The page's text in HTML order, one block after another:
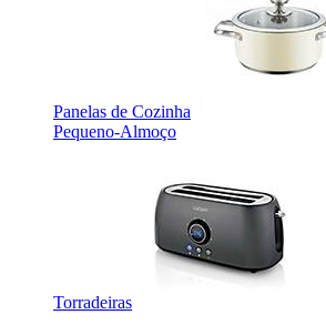
Panelas de Cozinha
Pequeno-Almoço
Torradeiras